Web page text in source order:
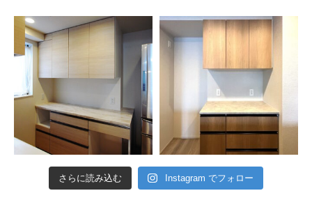
さらに読み込む Instagram でフォロー